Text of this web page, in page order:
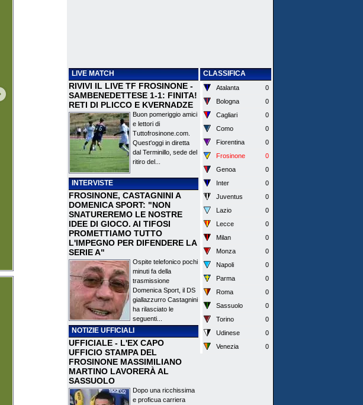
LIVE MATCH
RIVIVI IL LIVE TF FROSINONE -
SAMBENEDETTESE 1-1: FINITA!
RETI DI PLICCO E KVERNADZE
Buon pomeriggio amici
e lettori di
Tuttofrosinone.com.
Quest'oggi in diretta
dal Terminillo, sede del
ritiro del...
INTERVISTE
FROSINONE, CASTAGNINI A
DOMENICA SPORT: "NON
SNATUREREMO LE NOSTRE
IDEE DI GIOCO. AI TIFOSI
PROMETTIAMO TUTTO
L'IMPEGNO PER DIFENDERE LA
SERIE A"
Ospite telefonico pochi
minuti fa della
trasmissione
Domenica Sport, il DS
giallazzurro Castagnini
ha rilasciato le
seguenti...
NOTIZIE UFFICIALI
UFFICIALE - L'EX CAPO
UFFICIO STAMPA DEL
FROSINONE MASSIMILIANO
MARTINO LAVORERÀ AL
SASSUOLO
Dopo una ricchissima
e proficua carriera
CLASSIFICA
Atalanta
0
Bologna
0
Cagliari
0
Como
0
Fiorentina
0
Frosinone
0
Genoa
0
Inter
0
Juventus
0
Lazio
0
Lecce
0
Milan
0
Monza
0
Napoli
0
Parma
0
Roma
0
Sassuolo
0
Torino
0
Udinese
0
Venezia
0